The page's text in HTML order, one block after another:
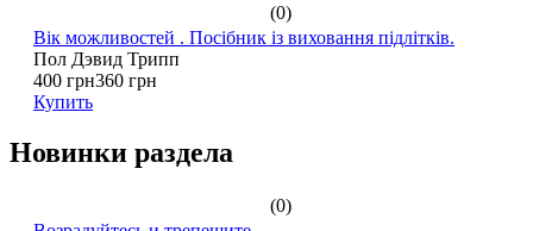
(0)
Вік можливостей . Посібник із виховання підлітків.
Пол Дэвид Трипп
400 грн360 грн
Купить
Новинки раздела
(0)